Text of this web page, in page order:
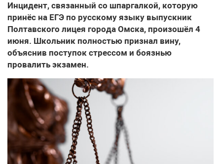
Инцидент, связанный со шпаргалкой, которую
принёс на ЕГЭ по русскому языку выпускник
Полтавского лицея города Омска, произошёл 4
июня. Школьник полностью признал вину,
объяснив поступок стрессом и боязнью
провалить экзамен.